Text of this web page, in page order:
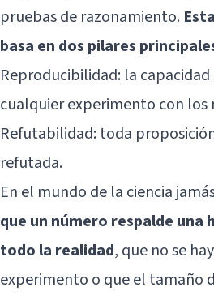
pruebas de razonamiento.
basa en dos pilares
Reproducibilidad: la
cualquier experimento con los
Refutabilidad: toda
refutada.
En el mundo de la ciencia
que un número respalde
todo la realidad, que no se
experimento o que el tamaño